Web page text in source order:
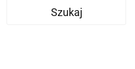
Szukaj